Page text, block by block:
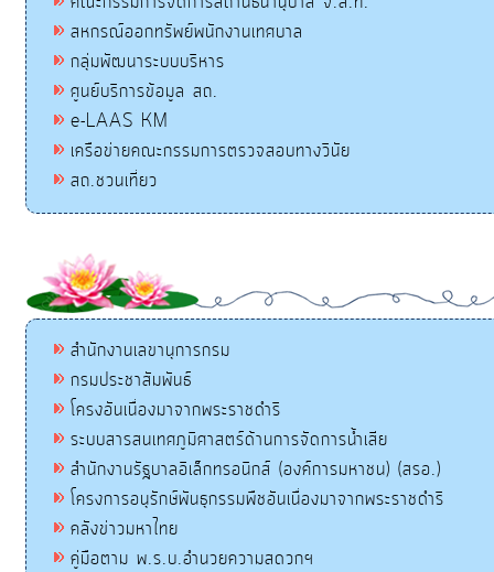
สหกรณ์ออกทรัพย์พนักงานเทศบาล
กลุ่มพัฒนาระบบบริหาร
ศูนย์บริการข้อมูล สถ.
e-LAAS KM
เครือข่ายคณะกรรมการตรวจสอบทางวินัย
สถ.ชวนเที่ยว
สำนักงานเลขานุการกรม
กรมประชาสัมพันธ์
โครงอันเนื่องมาจากพระราชดำริ
ระบบสารสนเทศภูมิศาสตร์ด้านการจัดการน้ำเสีย
สำนักงานรัฐบาลอิเล็กทรอนิกส์ (องค์การมหาชน) (สรอ.)
โครงการอนุรักษ์พันธุกรรมพืชอันเนื่องมาจากพระราชดำริ
คลังข่าวมหาไทย
คู่มือตาม พ.ร.บ.อำนวยความสดวกฯ